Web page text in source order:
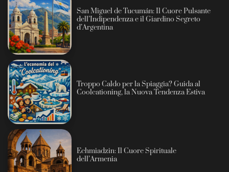
San Miguel de Tucumán: Il Cuore Pulsante
dell’Indipendenza e il Giardino Segreto
d’Argentina
Troppo Caldo per la Spiaggia? Guida al
Coolcationing, la Nuova Tendenza Estiva
Echmiadzin: Il Cuore Spirituale
dell’Armenia